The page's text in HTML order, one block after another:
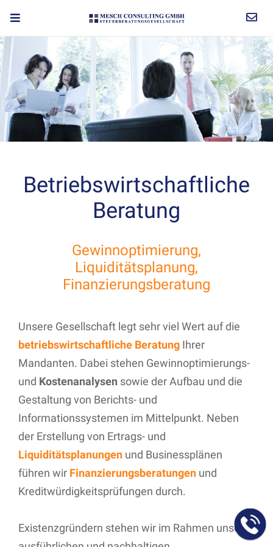
Betriebswirtschaftliche
Beratung
Gewinnoptimierung,
Liquiditätsplanung,
Finanzierungsberatung
Unsere Gesellschaft legt sehr viel Wert auf die
betriebswirtschaftliche Beratung Ihrer
Mandanten. Dabei stehen Gewinnoptimierungs-
und Kostenanalysen sowie der Aufbau und die
Gestaltung von Berichts- und
Informationssystemen im Mittelpunkt. Neben
der Erstellung von Ertrags- und
Liquiditätsplanungen und Businessplänen
führen wir Finanzierungsberatungen und
Kreditwürdigkeitsprüfungen durch.
Existenzgründern stehen wir im Rahmen unserer